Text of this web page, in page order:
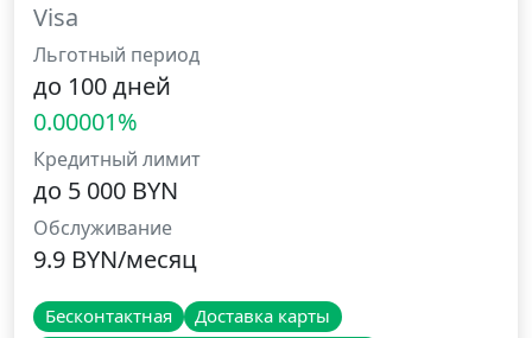
Visa
Льготный период
до 100 дней
0.00001%
Кредитный лимит
до 5 000 BYN
Обслуживание
9.9 BYN/месяц
Бесконтактная
Доставка карты